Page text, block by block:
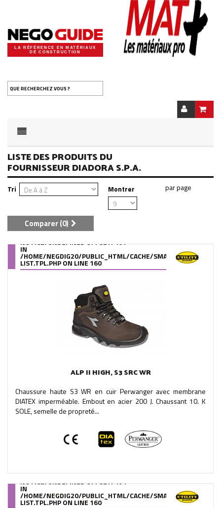
LA RÉFÉRENCE EN MATÉRIAUX
DE CONSTRUCTION
QUE RECHERCHEZ VOUS ?
LISTE DES PRODUITS DU
FOURNISSEUR DIADORA S.P.A.
Tri Montrer
Comparer (0)
NOTICE: UNDEFINED OFFSET: 461
IN
/HOME/NEGDIG20/PUBLIC_HTML/CACHE/SMARTY/
LIST.TPL.PHPON LINE 160
ALP II HIGH, S3 SRC WR
Chaussure haute S3 WR en cuir Perwanger avec membrane
DIATEX imperméable. Embout en acier 200 J. Chaussant 10. K
SOLE, semelle de propreté...
NOTICE: UNDEFINED OFFSET: 464
IN
/HOME/NEGDIG20/PUBLIC_HTML/CACHE/SMARTY/
LIST.TPL.PHPON LINE 160